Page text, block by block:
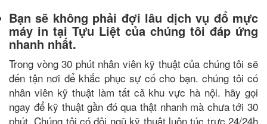
Bạn sẽ không phải đợi lâu dịch vụ đổ mực
máy in tại Tựu Liệt của chúng tôi đáp ứng
nhanh nhất.
Trong vòng 30 phút nhân viên kỹ thuật của chúng tôi sẽ
đến tận nơi để khắc phục sự cố cho bạn. chúng tôi có
nhân viên kỹ thuật làm tất cả khu vực hà nội. hãy gọi
ngay để kỹ thuật gần đó qua thật nhanh mà chưa tới 30
phút. Chúng tôi có đội ngũ kỹ thuật luôn túc trực 24/24h